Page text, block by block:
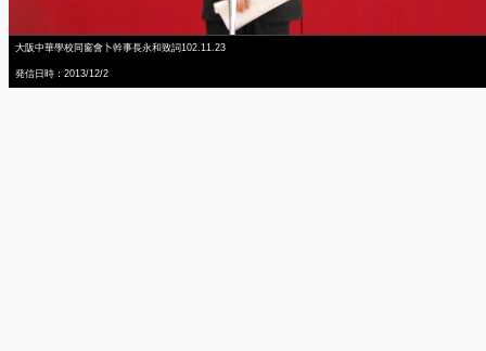
大阪中華學校同窗會卜幹事長永和致詞102.11.23
発信日時：2013/12/2